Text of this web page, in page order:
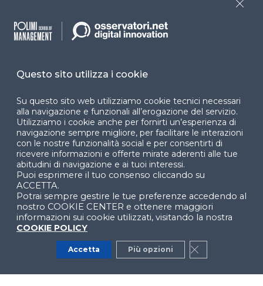
Dichiarazione di
accessibilità
Facebook LinkedIn
YouTube X
© 2024 Copyright © Politecnico di Milano Dipartimento
Questo sito utilizza i cookie
Su questo sito web utilizziamo cookie tecnici necessari
alla navigazione e funzionali all’erogazione del servizio.
Utilizziamo i cookie anche per fornirti un’esperienza di
navigazione sempre migliore, per facilitare le interazioni
con le nostre funzionalità social e per consentirti di
ricevere informazioni e offerte mirate aderenti alle tue
abitudini di navigazione e ai tuoi interessi.
Puoi esprimere il tuo consenso cliccando su
ACCETTA.
Potrai sempre gestire le tue preferenze accedendo al
nostro COOKIE CENTER e ottenere maggiori
informazioni sui cookie utilizzati, visitando la nostra
COOKIE POLICY
Accetta Più opzioni Close GDPR